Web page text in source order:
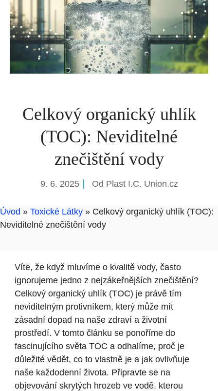
Celkový organický uhlík
(TOC): Neviditelné
znečištění vody
9. 6. 2025 Od Plast I.C. Union.cz
Úvod » Toxické Látky » Celkový organický uhlík (TOC):
Neviditelné znečištění vody
Víte, že když mluvíme o kvalitě vody, často
ignorujeme jedno z nejzákeřnějších znečištění?
Celkový organický uhlík (TOC) je právě tím‍
neviditelným protivníkem, který může mít
zásadní dopad na naše zdraví a životní
prostředí. V tomto článku se ponoříme do
fascinujícího světa⁣ TOC a odhalíme, proč je
důležité vědět,⁢ co ⁢to vlastně je a jak ovlivňuje
⁢naše každodenní života. Připravte⁤ se na
objevování skrytých ⁣hrozeb ve vodě, kterou